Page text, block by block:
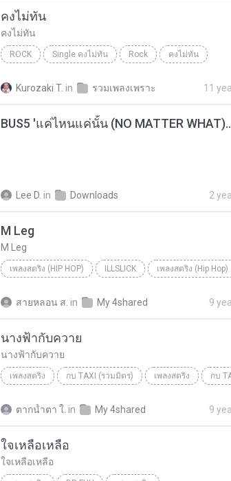
คงไม่ทัน
คงไม่ทัน
ROCK Single คงไม่ทัน Rock คงไม่ทัน
Kurozaki T. in รวมเพลงเพราะ 11
BUS5 'แค่ไหนแค่นั้
Lee D. in Downloads 2
M Leg
M Leg
เพลงสตริง (HIP HOP) ILLSLICK เพลงสตริง (Hip Hop)
สายหลอน ส. in My 4shared 9
นางฟ้ากับควาย
นางฟ้ากับควาย
เพลงสตริง กบ TAXI (รวมมิตร) เพลงสตริง กบ
ตากน้ำตา ใ. in My 4shared 9
ใจเหลือเหลือ
ใจเหลือเหลือ